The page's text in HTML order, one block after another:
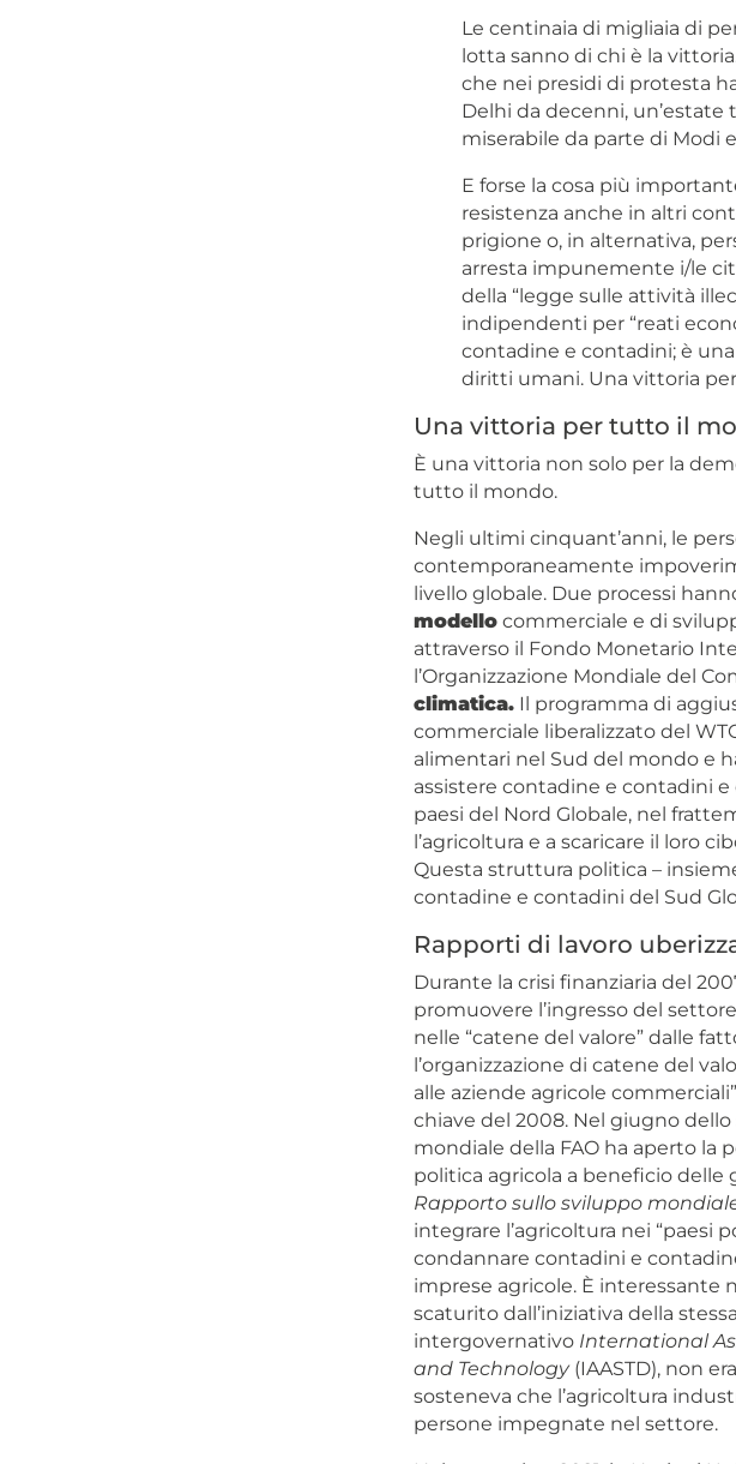
Le centinaia di migliaia di
lotta sanno di chi è la
che nei presidi di protesta
Delhi da decenni,
miserabile da parte di Modi
E forse la cosa più
resistenza anche in altri
prigione o, in alternativa,
arresta impunemente i/le
della “legge sulle attività
indipendenti per “reati
contadine e contadini; è
diritti umani. Una vittoria
Una vittoria per tutto il
È una vittoria non solo per la
tutto il mondo.
Negli ultimi cinquant’anni, le
contemporaneamente
livello globale. Due processi
modellocommerciale e di
attraverso il Fondo Monetario
l’Organizzazione Mondiale del
climatica.Il programma di
commerciale liberalizzato del
alimentari nel Sud del mondo e
assistere contadine e contadini
paesi del Nord Globale, nel
l’agricoltura e a scaricare il loro
Questa struttura politica –
contadine e contadini del Sud
Rapporti di lavoro
Durante la crisi finanziaria del
promuovere l’ingresso del
nelle “catene del valore” dalle
l’organizzazione di catene del
alle aziende agricole
chiave del 2008. Nel giugno
mondiale della FAO ha aperto la
politica agricola a beneficio delle
Rapporto sullo sviluppo
integrare l’agricoltura nei “paesi
condannare contadini e
imprese agricole. È interessante
scaturito dall’iniziativa della
intergovernativo International
and Technology (IAASTD), non era
sosteneva che l’agricoltura
persone impegnate nel settore.